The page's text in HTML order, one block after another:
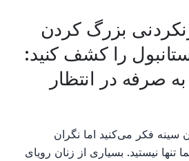
بزرگ کردن
را کشف کنید:
صرفه در انتظار
سینه فکر می‌کنید اما نگران
نیستید. بسیاری از زنان رویای